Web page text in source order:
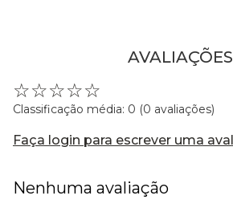
AVALIAÇÕES
☆☆☆☆☆
Classificação média: 0 (0 avaliações)
Faça login para escrever uma
Nenhuma avaliação